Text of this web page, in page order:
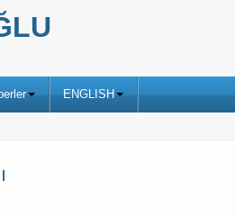
ENGLISH